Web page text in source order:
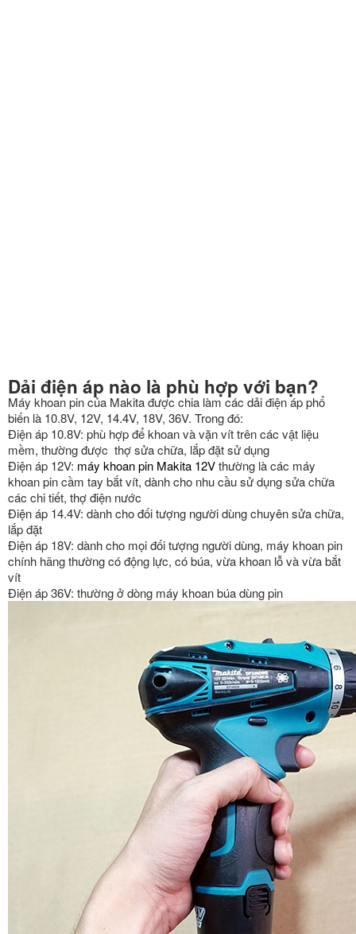
Dải điện áp nào là phù hợp với bạn?
Máy khoan pin của Makita được chia làm các dải điện áp phổ
biến là 10.8V, 12V, 14.4V, 18V, 36V. Trong đó:
Điện áp 10.8V: phù hợp để khoan và vặn vít trên các vật liệu
mềm, thường được thợ sửa chữa, lắp đặt sử dụng
Điện áp 12V: máy khoan pin Makita 12Vthường là các máy
khoan pin cầm tay bắt vít, dành cho nhu cầu sử dụng sửa chữa
các chi tiết, thợ điện nước
Điện áp 14.4V: dành cho đối tượng người dùng chuyên sửa chữa,
lắp đặt
Điện áp 18V: dành cho mọi đối tượng người dùng, máy khoan pin
chính hãng thường có động lực, có búa, vừa khoan lỗ và vừa bắt
vít
Điện áp 36V: thường ở dòng máy khoan búa dùng pin